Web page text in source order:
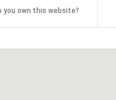
you own this website?